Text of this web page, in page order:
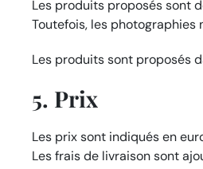
Les produits proposés sont
Toutefois, les
Les produits sont proposés
5. Prix
Les prix sont indiqués en
Les frais de livraison sont